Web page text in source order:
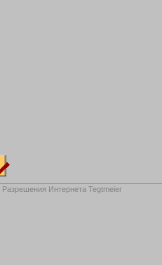
Разрешения Интернета Tegtmeier